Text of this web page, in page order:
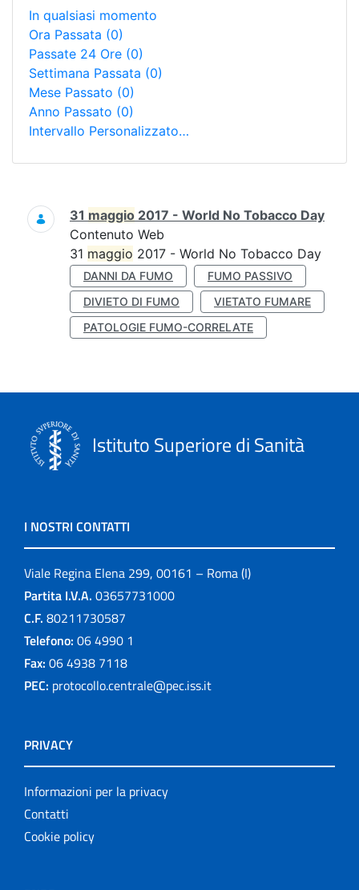
In qualsiasi momento
Ora Passata (0)
Passate 24 Ore (0)
Settimana Passata (0)
Mese Passato (0)
Anno Passato (0)
Intervallo Personalizzato…
Ricerca
31 maggio 2017 - World No Tobacco Day
Contenuto Web
31 maggio 2017 - World No Tobacco Day
DANNI DA FUMO
FUMO PASSIVO
DIVIETO DI FUMO
VIETATO FUMARE
PATOLOGIE FUMO-CORRELATE
Istituto Superiore di Sanità
I NOSTRI CONTATTI
Viale Regina Elena 299, 00161 – Roma (I)
Partita I.V.A. 03657731000
C.F. 80211730587
Telefono: 06 4990 1
Fax: 06 4938 7118
PEC: protocollo.centrale@pec.iss.it
PRIVACY
Informazioni per la privacy
Contatti
Cookie policy